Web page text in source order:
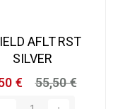
AFLT RST
SILVER
€
55,50 €